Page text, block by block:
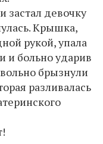
застал девочку
Крышка,
рукой, упала
и больно ударив
брызнули
разливалась